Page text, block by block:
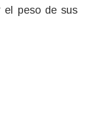
el peso de sus